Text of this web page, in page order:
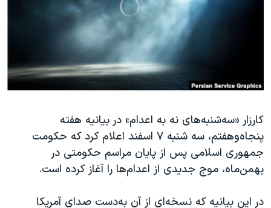
فرهنگ و زندگی
گالری عکس
آرشیو پخش زنده
انتخابات ریاست جمهوری آمریکا ۲۰۲۴
اعتراضات زن، زندگی، آزادی
مجموعه مستندهای دادخواهی
تریبونال مردمی آبان ۹۸
زبانهای مختلف
کارزار «سه‌شنبه‌های نه به اعدام» در بیانیه هفته
پنجاه‌وهفتم، سه شنبه ۷ اسفند اعلام کرد که حکومت
جمهوری اسلامی پس از پایان مراسم حکومتی در
بهمن‌ماه، موج جدیدی از اعدام‌ها را آغاز کرده است.
در این بیانیه که نسخه‌ای از آن به‌دست صدای آمریکا